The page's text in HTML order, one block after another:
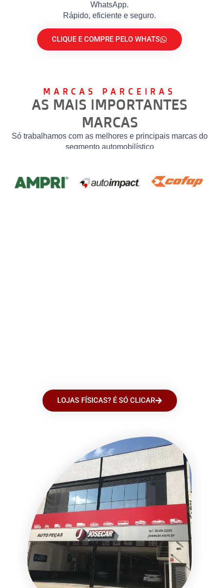
WhatsApp.
Rápido, eficiente e seguro.
CLIQUE E COMPRE PELO WHATS
MARCAS PARCEIRAS
AS MAIS IMPORTANTES
MARCAS
Só trabalhamos com as melhores e principais marcas do
segmento automobilístico
LOJAS FÍSICAS? É SÓ CLICAR